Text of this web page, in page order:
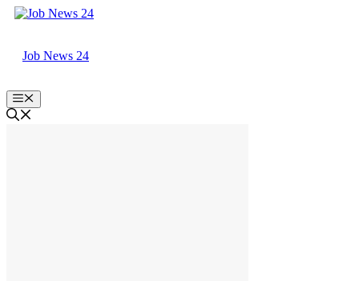
Skip
Job News 24
Menu